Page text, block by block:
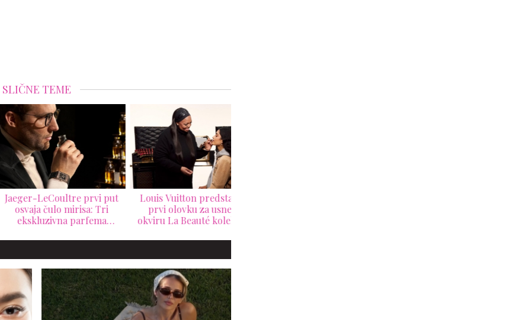
SLIČNE TEME
LeCoultre prvi put
čulo mirisa: Tri
ekskluzivna parfema
Louis Vuitton predstavlja
prvi olovku za usne u
okviru La Beauté kolekcije